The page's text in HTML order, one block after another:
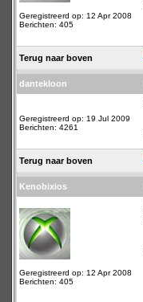
Geregistreerd op: 12 Apr 2008
Berichten: 405
Terug naar boven
dantekloon
Geregistreerd op: 19 Jul 2009
Berichten: 4261
Terug naar boven
Kenobixios
Geregistreerd op: 12 Apr 2008
Berichten: 405